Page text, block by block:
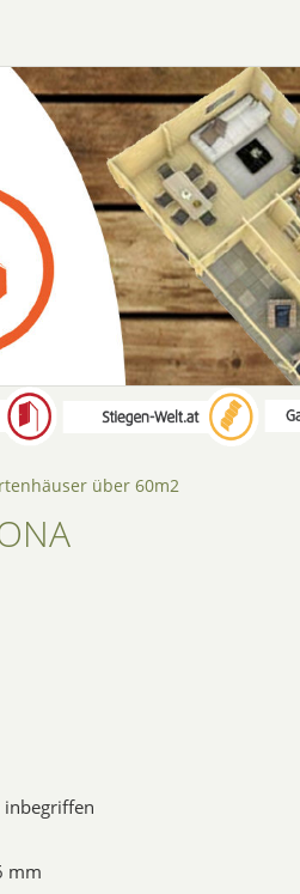
über 60m2
inbegriffen
mm